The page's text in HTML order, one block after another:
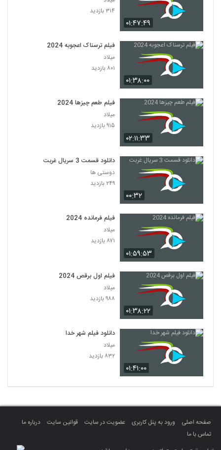
۰۱:۴۷:۴۹
۳۱۴ بازدید
۰۱:۳۸:۰۰
فیلم ترسناک اعجوبه 2024
میلاد
۸۰۱ بازدید
۰۲:۱۱:۳۳
فیلم طعم چیزها 2024
میلاد
۹۱۵ بازدید
۰۰:۳۲
دانلود قسمت 3 سریال غربت
دوستی ها
۲۴۹ بازدید
۰۱:۵۹:۵۳
فیلم فرمانده 2024
میلاد
۸۷۱ بازدید
۰۱:۳۸:۲۲
فیلم اول برقص 2024
میلاد
۹۸۸ بازدید
۰۱:۴۱:۰۰
دانلود فیلم شهر خدا
میلاد
۸۳۲ بازدید
صفحه اصلی ورود به پنل کاربری عضویت در سایت قوانین سایت
درباره ما
تماس با ما